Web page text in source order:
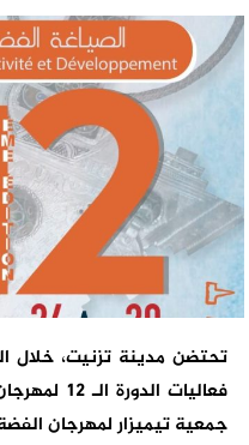
فعاليات
جمعية تيميزار لمهرجان